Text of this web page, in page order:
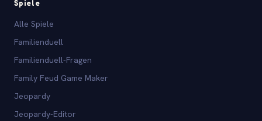
Spiele
Alle Spiele
Familienduell
Familienduell-Fragen
Family Feud Game Maker
Jeopardy
Jeopardy-Editor